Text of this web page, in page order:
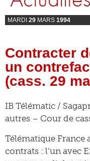
MARDI 29 MARS 1994
Contracter
un
(cass. 29
IB Télématic /
autres – Cour de
Télématique France
contrats : l’un avec